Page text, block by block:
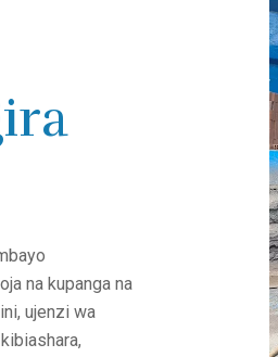
na kupanga na
ujenzi wa